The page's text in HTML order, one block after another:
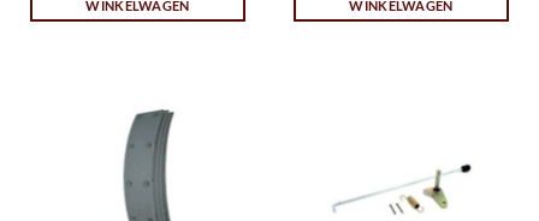
WINKELWAGEN WINKELWAGEN